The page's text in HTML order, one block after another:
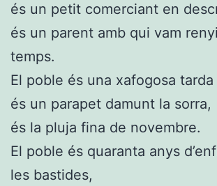
és un petit comerciant en
és un parent amb qui vam
temps.
El poble és una xafogosa tarda
és un parapet damunt la sorra,
és la pluja fina de novembre.
El poble és quaranta anys
les bastides,